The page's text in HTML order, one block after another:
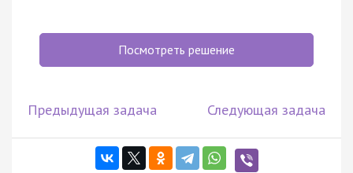
Посмотреть решение
Предыдущая задача Следующая задача